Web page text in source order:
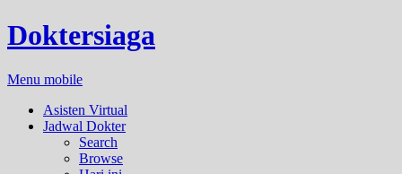
Doktersiaga
Menu mobile
Asisten Virtual
Jadwal Dokter
Search
Browse